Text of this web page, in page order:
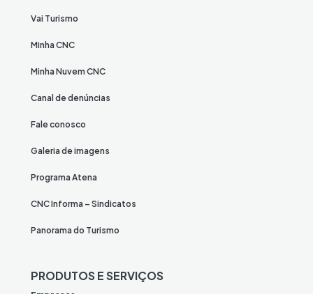
Vai Turismo
Minha CNC
Minha Nuvem CNC
Canal de denúncias
Fale conosco
Galeria de imagens
Programa Atena
CNC Informa – Sindicatos
Panorama do Turismo
PRODUTOS E SERVIÇOS